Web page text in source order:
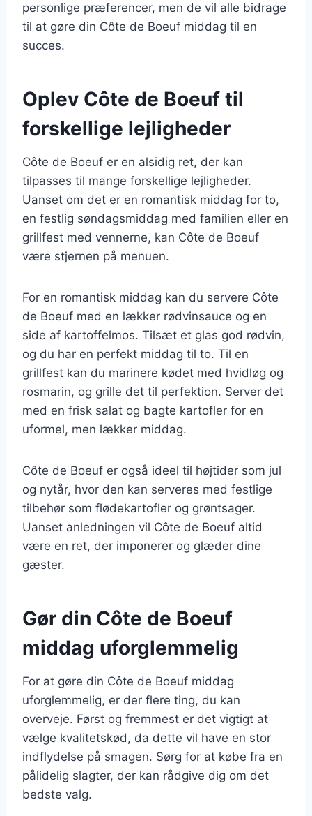
personlige præferencer, men de vil alle bidrage
til at gøre din Côte de Boeuf middag til en
succes.
Oplev Côte de Boeuf til
forskellige lejligheder
Côte de Boeuf er en alsidig ret, der kan
tilpasses til mange forskellige lejligheder.
Uanset om det er en romantisk middag for to,
en festlig søndagsmiddag med familien eller en
grillfest med vennerne, kan Côte de Boeuf
være stjernen på menuen.
For en romantisk middag kan du servere Côte
de Boeuf med en lækker rødvinsauce og en
side af kartoffelmos. Tilsæt et glas god rødvin,
og du har en perfekt middag til to. Til en
grillfest kan du marinere kødet med hvidløg og
rosmarin, og grille det til perfektion. Server det
med en frisk salat og bagte kartofler for en
uformel, men lækker middag.
Côte de Boeuf er også ideel til højtider som jul
og nytår, hvor den kan serveres med festlige
tilbehør som flødekartofler og grøntsager.
Uanset anledningen vil Côte de Boeuf altid
være en ret, der imponerer og glæder dine
gæster.
Gør din Côte de Boeuf
middag uforglemmelig
For at gøre din Côte de Boeuf middag
uforglemmelig, er der flere ting, du kan
overveje. Først og fremmest er det vigtigt at
vælge kvalitetskød, da dette vil have en stor
indflydelse på smagen. Sørg for at købe fra en
pålidelig slagter, der kan rådgive dig om det
bedste valg.